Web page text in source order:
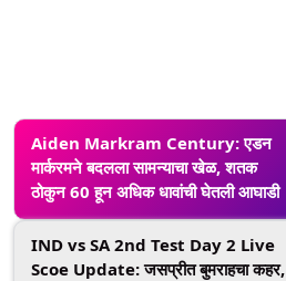
Aiden Markram Century: एडन
मार्करमने बदलला सामन्याचा खेळ, शतक
ठोकुन 60 हून अधिक धावांची घेतली आघाडी
IND vs SA 2nd Test Day 2 Live
Scoe Update: जसप्रीत बुमराहचा कहर,